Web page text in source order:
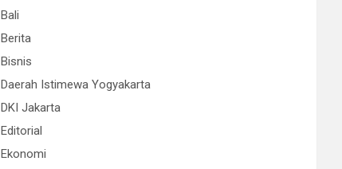
Bali
Berita
Bisnis
Daerah Istimewa Yogyakarta
DKI Jakarta
Editorial
Ekonomi